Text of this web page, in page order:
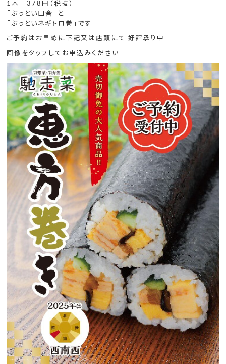
1本 378円（税抜）
「ぶっとい田舎」と
「ぶっといネギトロ巻」です
ご予約はお早めに下記又は店頭にて 好評承り中
画像をタップしてお申込みください